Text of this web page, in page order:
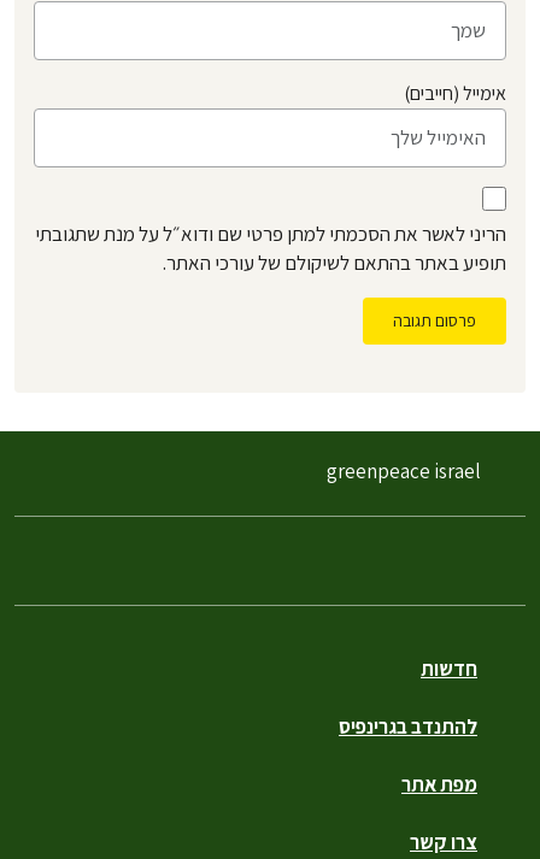
אימייל (חייבים)
הריני לאשר את הסכמתי למתן פרטי שם ודוא״ל על מנת שתגובתי
תופיע באתר בהתאם לשיקולם של עורכי האתר.
פרסום תגובה
חדשות
להתנדב בגרינפיס
מפת אתר
צרו קשר